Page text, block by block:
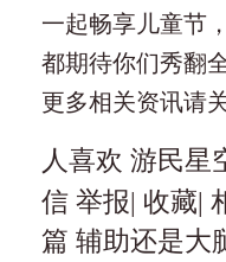
一起畅享儿童节
都期待你们秀翻
更多相关资讯请
人喜欢 游民星
信 举报| 收藏|
篇 辅助还是大